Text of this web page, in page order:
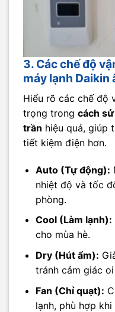
3. Các chế độ
máy lạnh Daikin
Hiểu rõ các chế độ
trọng trong cách
trần hiệu quả, giúp
tiết kiệm điện hơn.
Auto (Tự động):
nhiệt độ và tốc
phòng.
Cool (Làm lạnh):
cho mùa hè.
Dry (Hút ẩm):
tránh cảm giác
Fan (Chỉ quạt):
lạnh, phù hợp